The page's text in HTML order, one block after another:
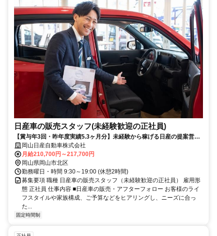
日産車の販売スタッフ(未経験歓迎の正社員)
【賞与年3回・昨年度実績5.3ヶ月分】未経験から稼げる日産の提案営
業！年間休日113日・週休2日制
岡山日産自動車株式会社
月給210,700円～217,700円
岡山県岡山市北区
勤務曜日・時間 9:30～19:00 (休憩2時間)
募集要項 職種 日産車の販売スタッフ（未経験歓迎の正社員） 雇用形
態 正社員 仕事内容 ■日産車の販売・アフターフォロー お客様のライ
フスタイルや家族構成、ご予算などをヒアリングし、ニーズに合っ
た...
固定時間制